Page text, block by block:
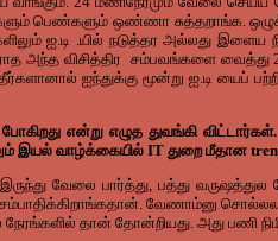
பெண்களும் ஒண்ணா சுத்தறாங்க.
ஐ.டி .யில் நடுத்தர அல்லது
அந்த விசித்திர சம்பவங்களை
ஐந்துக்கு மூன்று ஐ.டி
என்று எழுத துவங்கி
இயல் வாழ்க்கையில் IT துறை மீதான
வேலை பார்த்து, பத்து
வேணாம்னு சொல்லல
தான் தோன்றியது. அது பணி